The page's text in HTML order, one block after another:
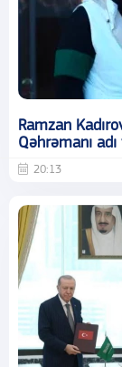
Ramzan
Qəhrəmanı
20:13